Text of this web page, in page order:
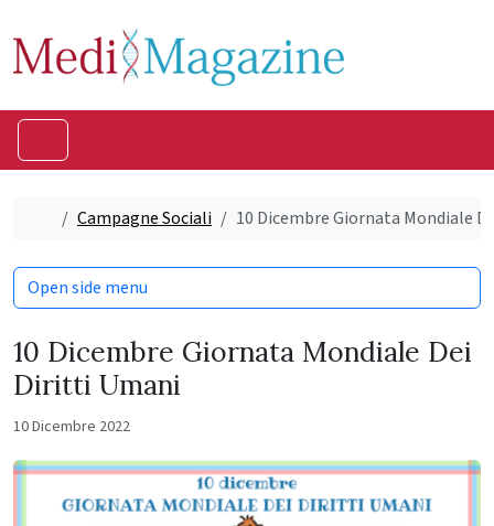
Home
Campagne Sociali 10 Dicembre Giornata Mondiale
10 Dicembre Giornata Mondiale Dei
Diritti Umani
10 Dicembre 2022
Open side menu